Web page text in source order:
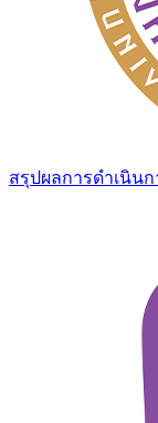
สรุปผลการดำเนิน